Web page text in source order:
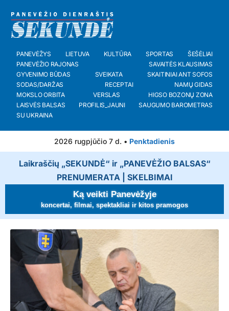
PANEVĖŽYS LIETUVA KULTŪRA SPORTAS
ŠEŠĖLIAI
PANEVĖŽIO RAJONAS
SAVAITĖS KLAUSIMAS
GYVENIMO BŪDAS
SVEIKATA
SKAITINIAI ANT SOFOS
SODAS/DARŽAS
RECEPTAI
NAMŲ GIDAS
MOKSLO ORBITA
VERSLAS
HIGSO BOZONŲ ZONA
LAISVĖS BALSAS
PROFILIS_JAUNI
SAUGUMO BAROMETRAS
SU UKRAINA
2026 rugpjūčio 7 d. • Penktadienis
Laikraščių „SEKUNDĖ“ ir „PANEVĖŽIO BALSAS“
PRENUMERATA
SKELBIMAI
Ką veikti Panevėžyje
koncertai, filmai, spektakliai ir kitos pramogos